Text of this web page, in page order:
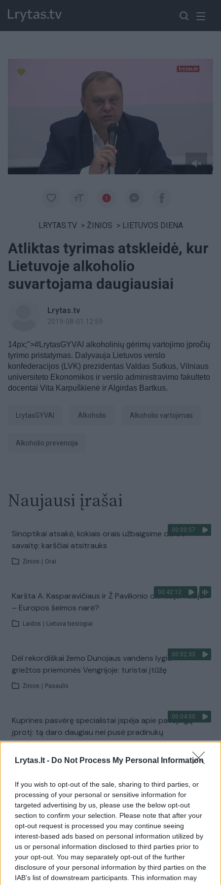
Lrytas.lt - Do Not Process My Personal Information
If you wish to opt-out of the sale, sharing to third parties, or
processing of your personal or sensitive information for
targeted advertising by us, please use the below opt-out
section to confirm your selection. Please note that after your
opt-out request is processed you may continue seeing
interest-based ads based on personal information utilized by
us or personal information disclosed to third parties prior to
your opt-out. You may separately opt-out of the further
disclosure of your personal information by third parties on the
IAB’s list of downstream participants. This information may
LRYTAS.TV > ŽINIOS > LIETUVOS DIENA
Atliktas tyrimas atskleidė, kur
Lietuvoje alkoholio
suvartojama daugiausiai
Lrytas.tv
2019-08-01 12:59
14px;">#LrytasGYVAI alkoholinių gėrimų vartojimo įpročių
tyrimo pristatymas. Dalyvauja Lietuvos verslo
konfederacijos (LVK) prezidentas Valdas Sutkus, Vilniaus
universiteto Ekonomikos ir verslo administravimo fakulteto
docentai Vita Karpuškienė ir Algirdas Bartkus.
LrytasGYVAI Alkoholis alkoholio vartojimas
alkoholio prevencija
Naujausi įrašai
00:00:57
Sinoptikai atsakė, kokiais orais užbaigsime darbo
savaitę: karščiai atsitrauks
Žinios Orai
00:42:12
Karšta A. Kasparavičiaus ir Ž Pavilionio diskusija: Rusija
– Europos šeimos narė?
Laidos Lietuva tiesiogiai
00:02:33
Dėl rekordiškai žemo Dunojaus vandens lygio –
griežtos priemonės Vengrijoje: turistai įtūžę
Žinios Pasaulis
00:04:00
Kuprines pasvėrę specialistai įspėja apie pavojingą
įprotį: tą daro daugiau nei pusė pradinukų
Visi įrašai
Žiūrimiausi įrašai
00:00:30
Vaizdai iš tragiškos avarijos Vilniaus r.: dviejų moterų ir
vaiko gyvybių išgelbėti nepavyko